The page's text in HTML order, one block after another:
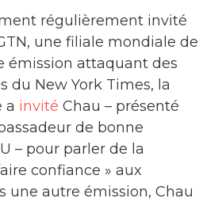
régulièrement invité
une filiale mondiale de
émission attaquant des
du New York Times, la
a invité Chau – présenté
de bonne
– pour parler de la
confiance » aux
une autre émission, Chau